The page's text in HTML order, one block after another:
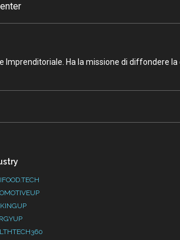
Imprenditoriale. Ha la missione di diffondere la